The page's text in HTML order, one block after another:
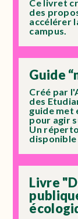
Ce livret
des
accélérer
campus.
Guide
Créé par
des
guide met
pour agir
Un
Livre